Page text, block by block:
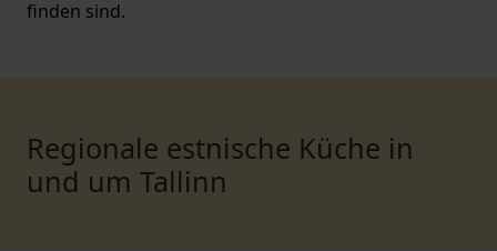
finden sind.
Regionale estnische Küche in
und um Tallinn